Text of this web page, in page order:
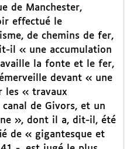
de Manchester,
effectué le
de chemins de fer,
il « une accumulation
la fonte et le fer,
devant « une
les « travaux
de Givors, et un
», dont il a, dit-il, été
de « gigantesque et